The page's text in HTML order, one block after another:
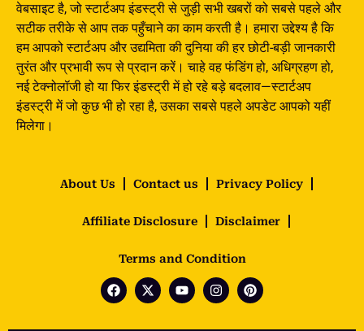
वेबसाइट है, जो स्टार्टअप इंडस्ट्री से जुड़ी सभी खबरों को सबसे पहले और
सटीक तरीके से आप तक पहुँचाने का काम करती है। हमारा उद्देश्य है कि
हम आपको स्टार्टअप और उद्यमिता की दुनिया की हर छोटी-बड़ी जानकारी
तुरंत और प्रभावी रूप से प्रदान करें। चाहे वह फंडिंग हो, अधिग्रहण हो,
नई टेक्नोलॉजी हो या फिर इंडस्ट्री में हो रहे बड़े बदलाव—स्टार्टअप
इंडस्ट्री में जो कुछ भी हो रहा है, उसका सबसे पहले अपडेट आपको यहीं
मिलेगा।
About Us Contact us Privacy Policy
Affiliate Disclosure Disclaimer
Terms and Condition